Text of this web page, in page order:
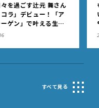
もうニオイを気にしなくっ
いい！「のびのび®サロン
®フィット®α （無臭性）」
肩こりや足腰のダルさを出
すべて見る